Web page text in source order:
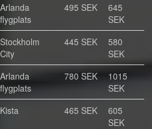
Arlanda
flygplats
495 SEK
645
SEK
Stockholm
City
445 SEK
580
SEK
Arlanda
flygplats
780 SEK
1015
SEK
Kista 465 SEK
605
SEK